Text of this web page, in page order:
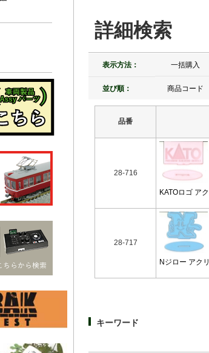
詳細検索
表示方法： 一括購入
並び順： 商品コード
品番
28-716
KATOロゴ ア
28-717
Nジロー アク
キーワード